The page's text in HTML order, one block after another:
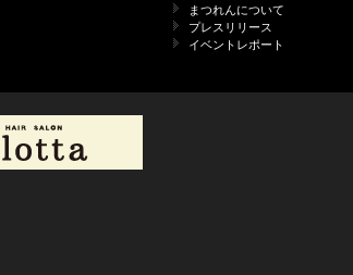
まつれんについて
プレスリリース
イベントレポート